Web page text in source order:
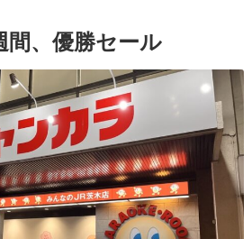
間、優勝セール